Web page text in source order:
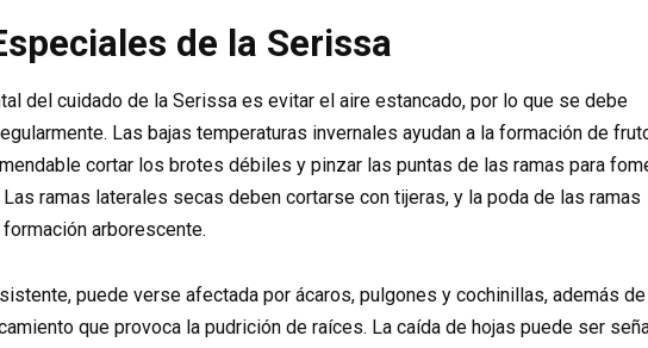
de la Serissa
del cuidado de la Serissa es evitar el aire estancado, por lo que se debe
Las bajas temperaturas invernales ayudan a la formación de
cortar los brotes débiles y pinzar las puntas de las ramas para
ramas laterales secas deben cortarse con tijeras, y la poda de las ramas
arborescente.
puede verse afectada por ácaros, pulgones y cochinillas, además
que provoca la pudrición de raíces. La caída de hojas puede ser